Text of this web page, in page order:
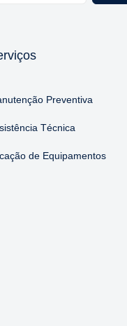
Preventiva
Técnica
de Equipamentos